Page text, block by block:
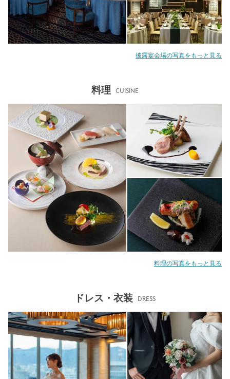
披露宴会場の写真をもっと見る
料理 CUISINE
料理の写真をもっと見る
ドレス・衣装 DRESS